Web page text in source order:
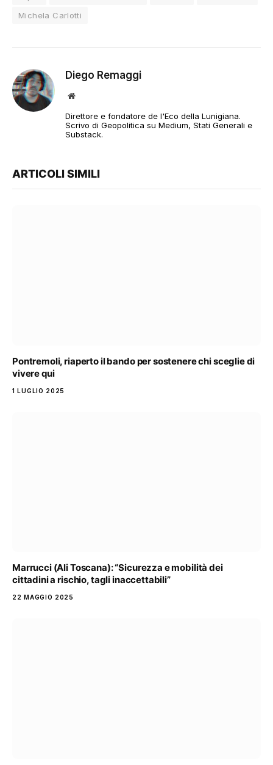
Michela Carlotti
Diego Remaggi
Sito
Direttore e fondatore de l'Eco della Lunigiana.
Scrivo di Geopolitica su Medium, Stati Generali e
Substack.
ARTICOLI SIMILI
Pontremoli, riaperto il bando per sostenere chi sceglie di
vivere qui
1 LUGLIO 2025
Marrucci (Ali Toscana): “Sicurezza e mobilità dei
cittadini a rischio, tagli inaccettabili”
22 MAGGIO 2025